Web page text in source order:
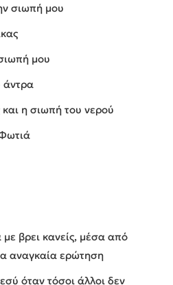
σιωπή μου
μου
άντρα
η σιωπή του νερού
βρει κανείς, μέσα από
αναγκαία ερώτηση
όταν τόσοι άλλοι δεν